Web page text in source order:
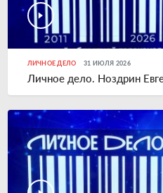
ЛИЧНОЕ ДЕЛО 31 ИЮЛЯ 2026
Личное дело. Ноздрин